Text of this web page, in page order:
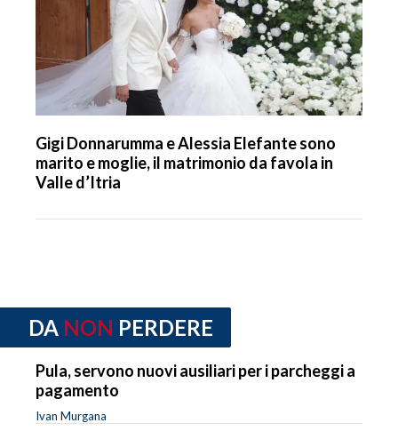
Gigi Donnarumma e Alessia Elefante sono
marito e moglie, il matrimonio da favola in
Valle d’Itria
DA NON PERDERE
Pula, servono nuovi ausiliari per i parcheggi a
pagamento
Ivan Murgana